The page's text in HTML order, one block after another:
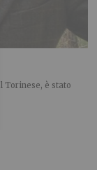
Torinese, è stato